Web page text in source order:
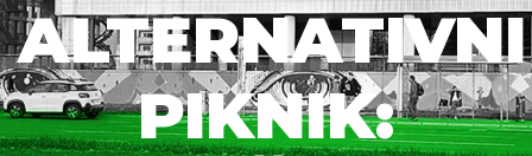
ALTERNATIVNI
PIKNIK: